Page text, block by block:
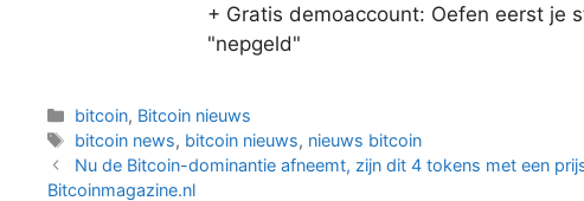
+ Gratis demoaccount: Oefen eerst je
"nepgeld"
Categorieën
bitcoin, Bitcoin nieuws
Tags
bitcoin news, bitcoin nieuws, nieuws bitcoin
Berichtnavigatie
Nu de Bitcoin-dominantie afneemt, zijn dit 4 tokens met een
Bitcoinmagazine.nl